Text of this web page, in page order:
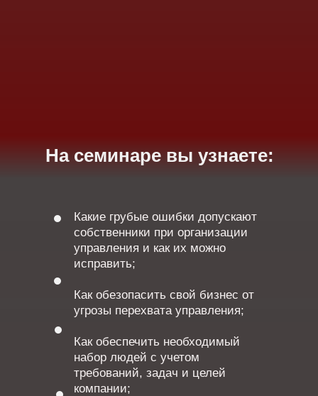
На семинаре вы узнаете:
Какие грубые ошибки допускают
собственники при организации
управления и как их можно
исправить;
Как обезопасить свой бизнес от
угрозы перехвата управления;
Как обеспечить необходимый
набор людей с учетом
требований, задач и целей
компании;